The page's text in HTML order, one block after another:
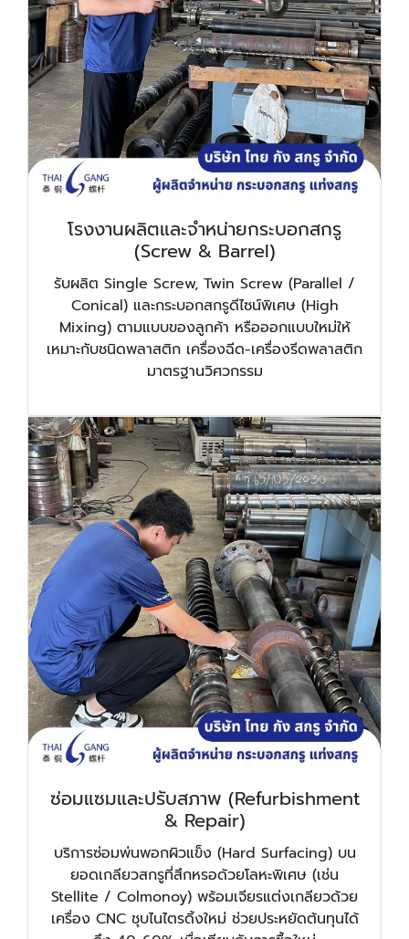
โรงงานผลิตและจำหน่ายกระบอกสกรู
(Screw & Barrel)
รับผลิต Single Screw, Twin Screw (Parallel /
Conical) และกระบอกสกรูดีไซน์พิเศษ (High
Mixing) ตามแบบของลูกค้า หรือออกแบบใหม่ให้
เหมาะกับชนิดพลาสติก เครื่องฉีด-เครื่องรีดพลาสติก
มาตรฐานวิศวกรรม
ซ่อมแซมและปรับสภาพ (Refurbishment
& Repair)
บริการซ่อมพ่นพอกผิวแข็ง (Hard Surfacing) บน
ยอดเกลียวสกรูที่สึกหรอด้วยโลหะพิเศษ (เช่น
Stellite / Colmonoy) พร้อมเจียรแต่งเกลียวด้วย
เครื่อง CNC ชุบไนไตรดิ้งใหม่ ช่วยประหยัดต้นทุนได้